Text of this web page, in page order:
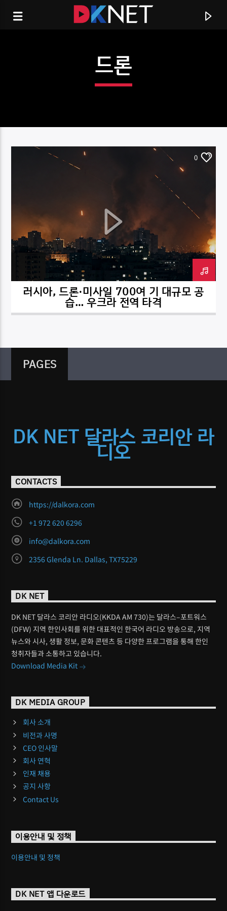
TITLE
ARTIST
DK NET Radio.co
드론
0
러시아, 드론·미사일 700여 기 대규모 공
습… 우크라 전역 타격
PAGES
DK NET 달라스 코리안 라
디오
CONTACTS
https://dalkora.com
+1 972 620 6296
info@dalkora.com
2356 Glenda Ln. Dallas, TX75229
DK NET
DK NET 달라스 코리안 라디오(KKDA AM 730)는 달라스–포트워스
(DFW) 지역 한인사회를 위한 대표적인 한국어 라디오 방송으로, 지역
뉴스와 시사, 생활 정보, 문화 콘텐츠 등 다양한 프로그램을 통해 한인
청취자들과 소통하고 있습니다.
Download Media Kit
DK MEDIA GROUP
회사 소개
비전과 사명
CEO 인사말
회사 연혁
인재 채용
공지 사항
Contact Us
이용안내 및 정책
이용안내 및 정책
DK NET 앱 다운로드